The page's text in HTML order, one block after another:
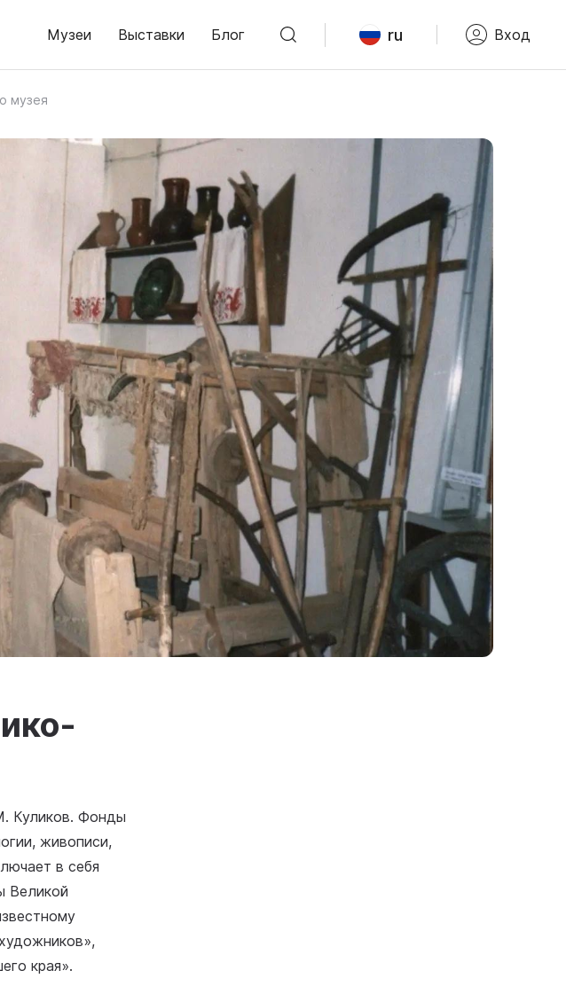
Музеи Выставки Блог ru Вход
музея
Куликов. Фонды
живописи,
в себя
Великой
края».